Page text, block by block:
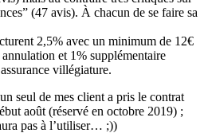
(47 avis). À chacun de se faire sa
2,5% avec un minimum de 12€
annulation et 1% supplémentaire
villégiature.
seul de mes client a pris le contrat
août (réservé en octobre 2019) ;
pas à l’utiliser… ;))